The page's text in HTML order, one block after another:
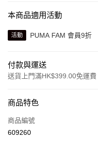
本商品適用活動
活動 PUMA FAM 會員9折
付款與運送
送貨上門滿HK$399.00免運費
信用卡
線上付款
商品特色
商品編號
609260